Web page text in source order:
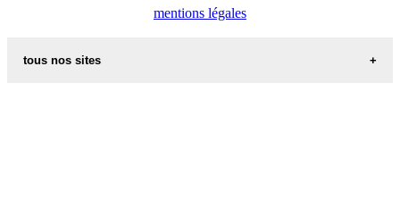
mentions légales
tous nos sites